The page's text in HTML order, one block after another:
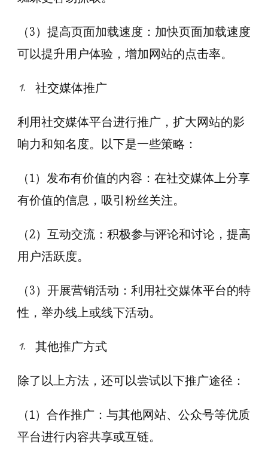
（3）提高页面加载速度：加快页面加载速度
可以提升用户体验，增加网站的点击率。
社交媒体推广
利用社交媒体平台进行推广，扩大网站的影
响力和知名度。以下是一些策略：
（1）发布有价值的内容：在社交媒体上分享
有价值的信息，吸引粉丝关注。
（2）互动交流：积极参与评论和讨论，提高
用户活跃度。
（3）开展营销活动：利用社交媒体平台的特
性，举办线上或线下活动。
其他推广方式
除了以上方法，还可以尝试以下推广途径：
（1）合作推广：与其他网站、公众号等优质
平台进行内容共享或互链。